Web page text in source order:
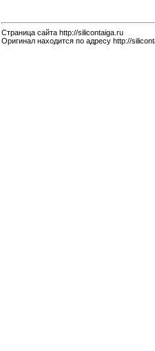
Страница сайта http://silicontaiga.ru
Оригинал находится по адресу http://